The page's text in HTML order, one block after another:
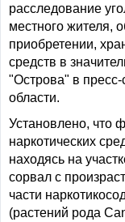
расследование
местного жителя,
приобретении,
средств в
"Острова" в
области.
Установлено, что
наркотических
находясь на
сорвал с
части
(растений рода